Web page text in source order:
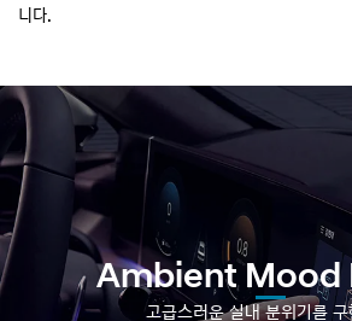
니다.
Ambient Mood
고급스러운 실내 분위기를 구